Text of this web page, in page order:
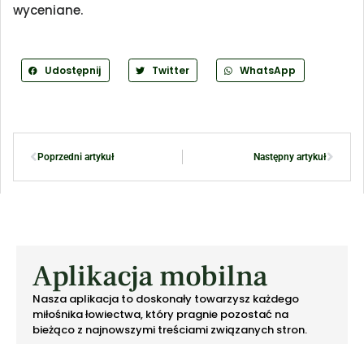
wyceniane.
Udostępnij Twitter WhatsApp
Poprzedni artykuł Następny artykuł
Aplikacja mobilna
Nasza aplikacja to doskonały towarzysz każdego
miłośnika łowiectwa, który pragnie pozostać na
bieżąco z najnowszymi treściami związanych stron.